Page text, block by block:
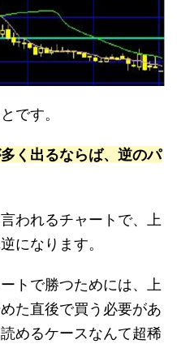
です。
く出るならば、逆のパ
われるチャートで、上
になります。
トで勝つためには、上
た直後で買う必要があ
めるケースなんて超稀